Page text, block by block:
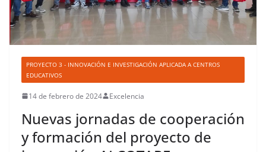
PROYECTO 3 - INNOVACIÓN E INVESTIGACIÓN APLICADA A CENTROS
EDUCATIVOS
14 de febrero de 2024 Excelencia
Nuevas jornadas de cooperación
y formación del proyecto de